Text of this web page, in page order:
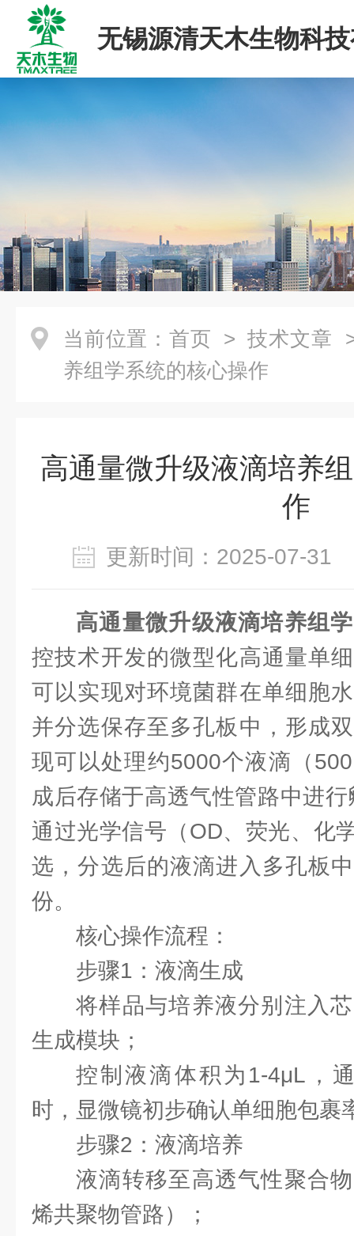
无锡源清天木生物科
司
当前位置： 首页 > 技术文章
养组学系统的核心操作
高通量微升级液滴培养
作
更新时间：2025-07-
高通量微升级液滴培养组
控技术开发的微型化高通量单
可以实现对环境菌群在单细胞
并分选保存至多孔板中，形成
现可以处理约5000个液滴（
成后存储于高透气性管路中进
通过光学信号（OD、荧光、化
选，分选后的液滴进入多孔板
份。
核心操作流程：
步骤1：液滴生成
将样品与培养液分别注入
生成模块；
控制液滴体积为1-4μL‌，
时‌，显微镜初步确认单细胞包裹
步骤2：液滴培养
液滴转移至高透气性聚合
烯共聚物管路）；